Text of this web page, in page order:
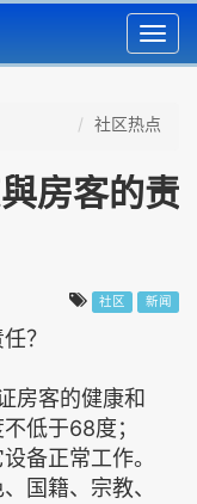
社区热点
房客的责
社区 新闻
？
房客的健康和
低于68度；
备正常工作。
国籍、宗教、